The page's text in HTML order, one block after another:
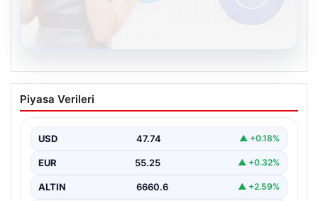
Kelebek.Org İle Dijital İletişimin
Sertifikalı Adresi Ve Muhabbet
Sanal ortamında insanların kaliteli bir şekilde bağlantı
olarak…
Piyasa Verileri
USD 47.74 ▲ +0.18%
EUR 55.25 ▲ +0.32%
ALTIN 6660.6 ▲ +2.59%